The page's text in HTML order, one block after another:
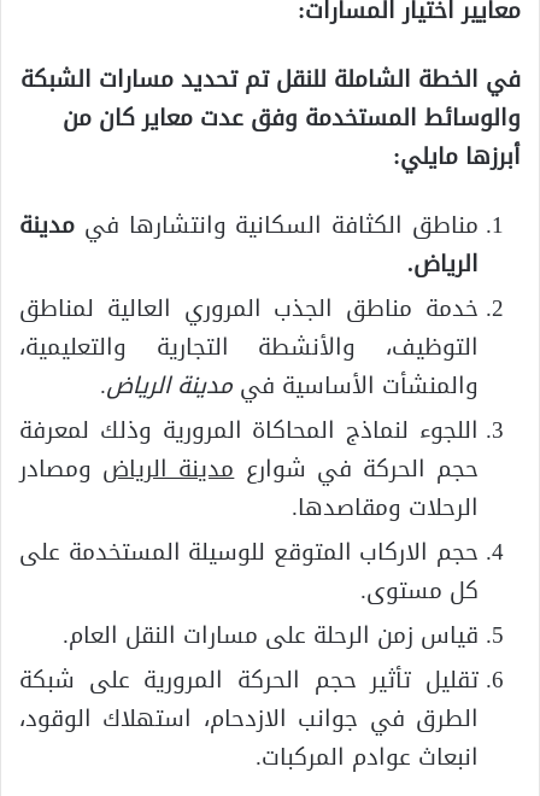
معايير اختيار المسارات:
في الخطة الشاملة للنقل تم تحديد مسارات الشبكة
والوسائط المستخدمة وفق عدت معاير كان من
أبرزها مايلي:
مناطق الكثافة السكانية وانتشارها في مدينة
الرياض.
خدمة مناطق الجذب المروري العالية لمناطق
التوظيف، والأنشطة التجارية والتعليمية،
والمنشأت الأساسية فيمدينة الرياض.
اللجوء لنماذج المحاكاة المرورية وذلك لمعرفة
حجم الحركة في شوارعمدينة الرياض ومصادر
الرحلات ومقاصدها.
حجم الاركاب المتوقع للوسيلة المستخدمة على
كل مستوى.
قياس زمن الرحلة على مسارات النقل العام.
تقليل تأثير حجم الحركة المرورية على شبكة
الطرق في جوانب الازدحام، استهلاك الوقود،
انبعاث عوادم المركبات.